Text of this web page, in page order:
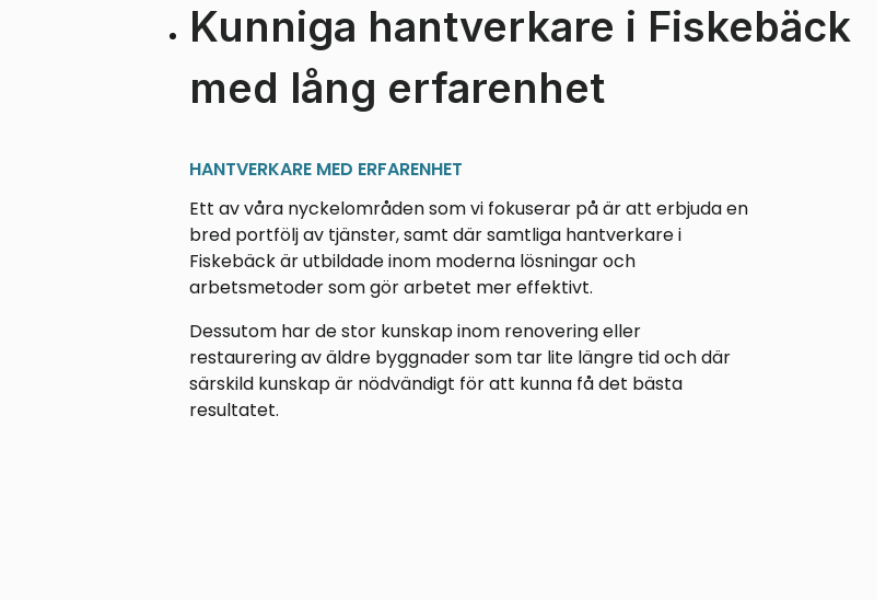
Kunniga hantverkare i Fiskebäck
med lång erfarenhet
HANTVERKARE MED ERFARENHET
Ett av våra nyckelområden som vi fokuserar på är att erbjuda en
bred portfölj av tjänster, samt där samtliga hantverkare i
Fiskebäck är utbildade inom moderna lösningar och
arbetsmetoder som gör arbetet mer effektivt.
Dessutom har de stor kunskap inom renovering eller
restaurering av äldre byggnader som tar lite längre tid och där
särskild kunskap är nödvändigt för att kunna få det bästa
resultatet.